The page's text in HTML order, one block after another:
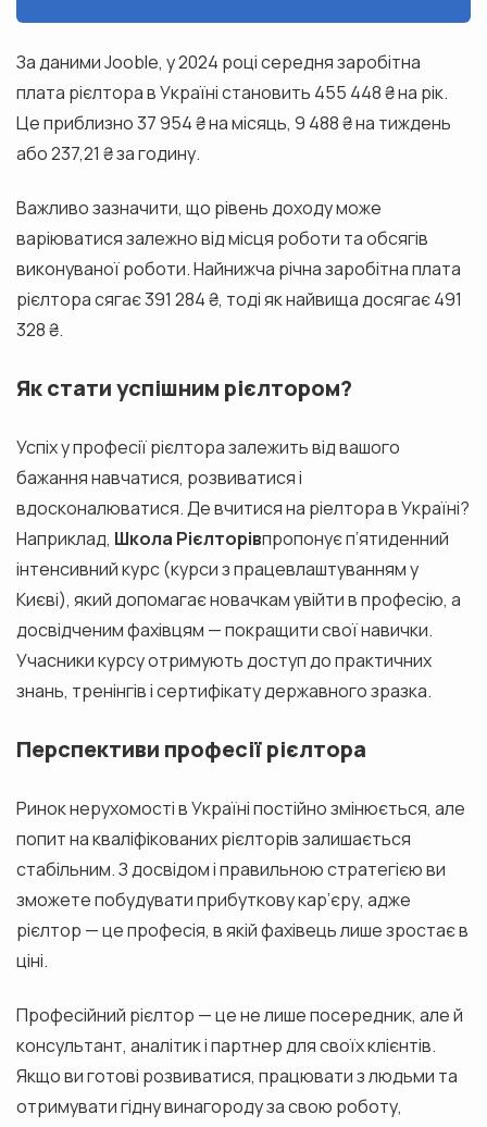
За даними Jooble, у 2024 році середня заробітна
плата рієлтора в Україні становить 455 448 ₴ на рік.
Це приблизно 37 954 ₴ на місяць, 9 488 ₴ на тиждень
або 237,21 ₴ за годину.
Важливо зазначити, що рівень доходу може
варіюватися залежно від місця роботи та обсягів
виконуваної роботи. Найнижча річна заробітна плата
рієлтора сягає 391 284 ₴, тоді як найвища досягає 491
328 ₴.
Як стати успішним рієлтором?
Успіх у професії рієлтора залежить від вашого
бажання навчатися, розвиватися і
вдосконалюватися. Де вчитися на ріелтора в Україні?
Наприклад, Школа Рієлторівпропонує п’ятиденний
інтенсивний курс (курси з працевлаштуванням у
Києві), який допомагає новачкам увійти в професію, а
досвідченим фахівцям — покращити свої навички.
Учасники курсу отримують доступ до практичних
знань, тренінгів і сертифікату державного зразка.
Перспективи професії рієлтора
Ринок нерухомості в Україні постійно змінюється, але
попит на кваліфікованих рієлторів залишається
стабільним. З досвідом і правильною стратегією ви
зможете побудувати прибуткову кар’єру, адже
рієлтор — це професія, в якій фахівець лише зростає в
ціні.
Професійний рієлтор — це не лише посередник, але й
консультант, аналітик і партнер для своїх клієнтів.
Якщо ви готові розвиватися, працювати з людьми та
отримувати гідну винагороду за свою роботу,